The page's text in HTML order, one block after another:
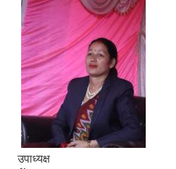
उपाध्यक्ष